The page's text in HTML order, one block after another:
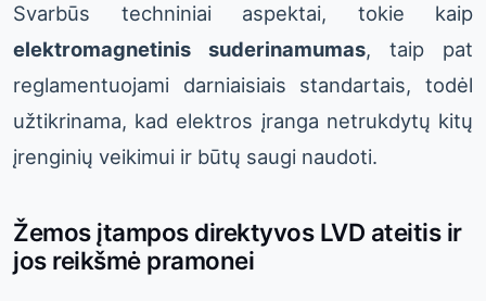
Svarbūs techniniai aspektai, tokie kaip
elektromagnetinis suderinamumas, taip pat
reglamentuojami darniaisiais standartais, todėl
užtikrinama, kad elektros įranga netrukdytų kitų
įrenginių veikimui ir būtų saugi naudoti.
Žemos įtampos direktyvos LVD ateitis ir
jos reikšmė pramonei